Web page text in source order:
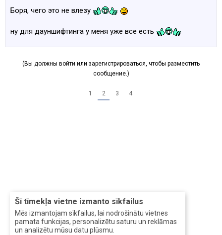
Šī tīmekļa vietne izmanto sīkfailus
Mēs izmantojam sīkfailus, lai nodrošinātu vietnes
pamata funkcijas, personalizētu saturu un reklāmas
un analizētu mūsu datu plūsmu.
Боря, чего это не влезу
ну для дауншифтинга у меня уже все есть
(Вы должны войти или зарегистрироваться, чтобы разместить
сообщение.)
1 2 3 4